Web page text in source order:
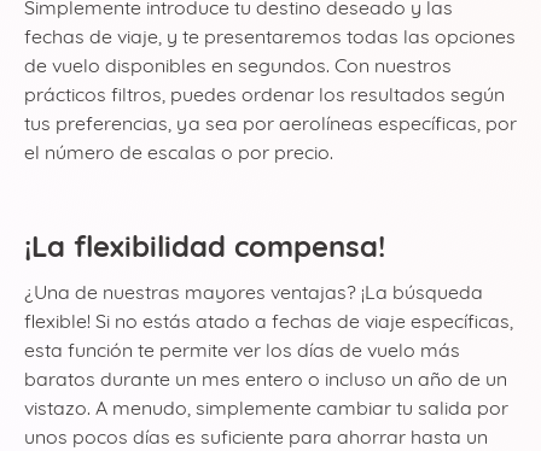
Simplemente introduce tu destino deseado y las
fechas de viaje, y te presentaremos todas las opciones
de vuelo disponibles en segundos. Con nuestros
prácticos filtros, puedes ordenar los resultados según
tus preferencias, ya sea por aerolíneas específicas, por
el número de escalas o por precio.
¡La flexibilidad compensa!
¿Una de nuestras mayores ventajas? ¡La búsqueda
flexible! Si no estás atado a fechas de viaje específicas,
esta función te permite ver los días de vuelo más
baratos durante un mes entero o incluso un año de un
vistazo. A menudo, simplemente cambiar tu salida por
unos pocos días es suficiente para ahorrar hasta un